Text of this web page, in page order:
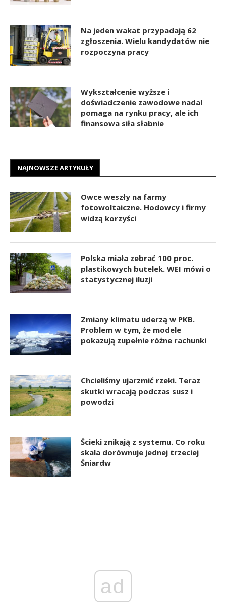
Na jeden wakat przypadają 62
zgłoszenia. Wielu kandydatów nie
rozpoczyna pracy
Wykształcenie wyższe i
doświadczenie zawodowe nadal
pomaga na rynku pracy, ale ich
finansowa siła słabnie
NAJNOWSZE ARTYKUŁY
Owce weszły na farmy
fotowoltaiczne. Hodowcy i firmy
widzą korzyści
Polska miała zebrać 100 proc.
plastikowych butelek. WEI mówi o
statystycznej iluzji
Zmiany klimatu uderzą w PKB.
Problem w tym, że modele
pokazują zupełnie różne rachunki
Chcieliśmy ujarzmić rzeki. Teraz
skutki wracają podczas susz i
powodzi
Ścieki znikają z systemu. Co roku
skala dorównuje jednej trzeciej
Śniardw
ad